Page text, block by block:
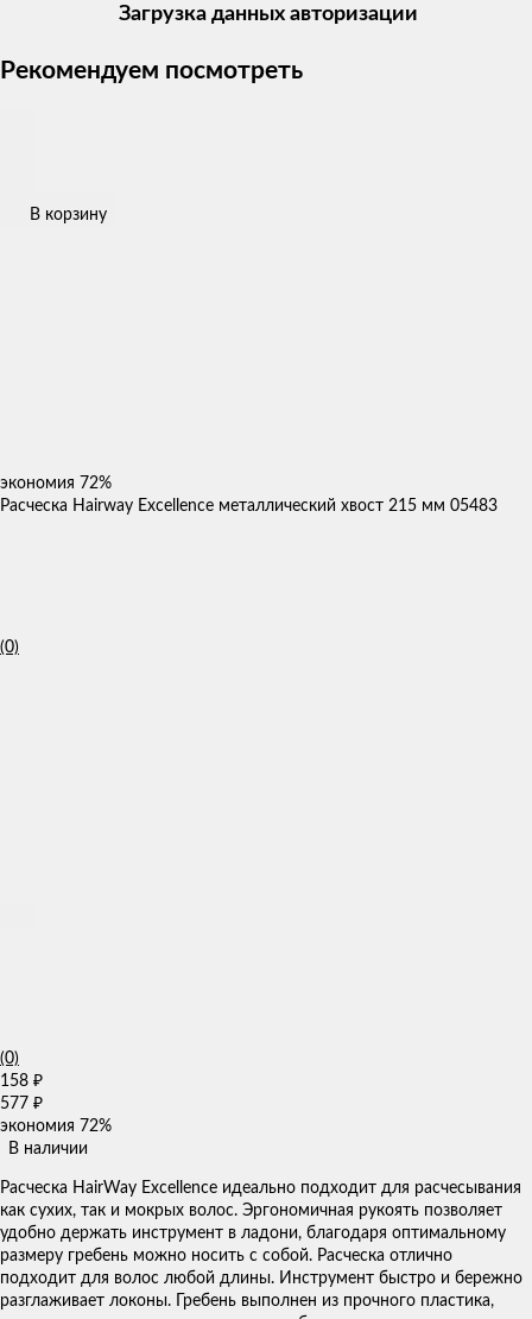
Загрузка данных авторизации
Рекомендуем посмотреть
В корзину
экономия 72%
Расческа Hairway Excellence металлический хвост 215 мм 05483
(0)
(0)
158 ₽
577 ₽
экономия 72%
В наличии
​Расческа HairWay Excellence идеально подходит для расчесывания
как сухих, так и мокрых волос. Эргономичная рукоять позволяет
удобно держать инструмент в ладони, благодаря оптимальному
размеру гребень можно носить с собой. Расческа отлично
подходит для волос любой длины. Инструмент быстро и бережно
разглаживает локоны. Гребень выполнен из прочного пластика,